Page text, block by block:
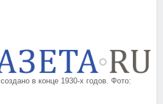
в конце 1930-х годов. Фото: